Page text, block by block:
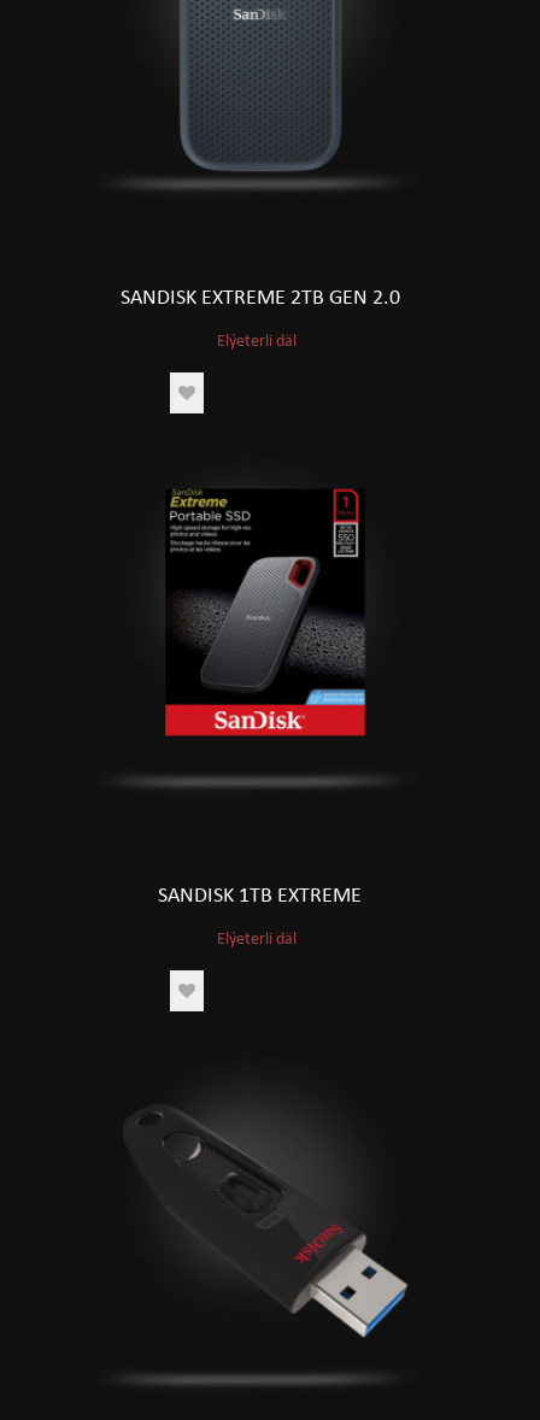
SANDISK EXTREME 2TB GEN 2.0
Elýeterli däl
SANDISK 1TB EXTREME
Elýeterli däl